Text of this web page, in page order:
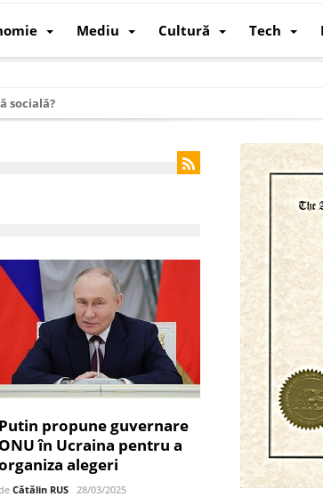
Mediu Cultură Tech
socială?
– O analiză structurală a demografiei, fiscalității și
Putin propune guvernare
ONU în Ucraina pentru a
alegeri
Cătălin RUS 28/03/2025